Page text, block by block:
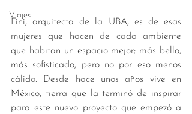
Viajes
Fini, arquitecta de la UBA, es de esas
mujeres que hacen de cada ambiente
que habitan un espacio mejor; más bello,
más sofisticado, pero no por eso menos
cálido. Desde hace unos años vive en
México, tierra que la terminó de inspirar
para este nuevo proyecto que empezó a